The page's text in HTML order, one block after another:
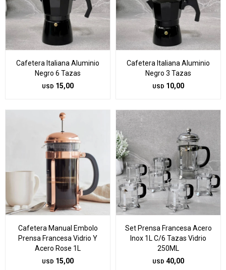
Cafetera Italiana Aluminio
Negro 6 Tazas
USD 15,00
Cafetera Italiana Aluminio
Negro 3 Tazas
USD 10,00
Cafetera Manual Embolo
Prensa Francesa Vidrio Y
Acero Rose 1L
USD 15,00
Set Prensa Francesa Acero
Inox 1L C/6 Tazas Vidrio
250ML
USD 40,00